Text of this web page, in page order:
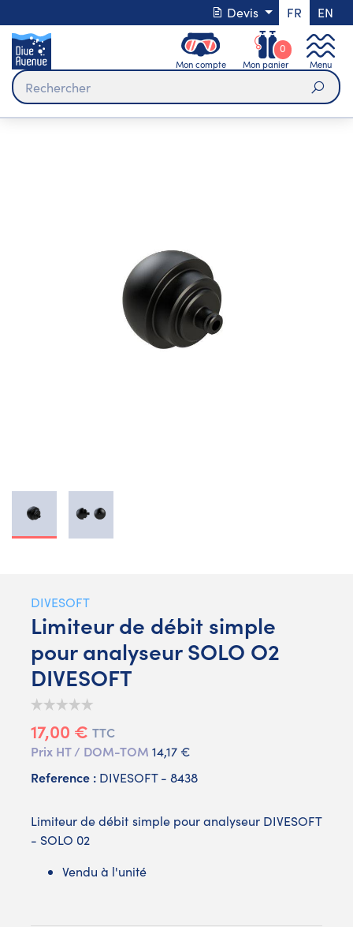
Devis FR EN
Mon compte Mon panier
0
Menu
DIVESOFT
Limiteur de débit simple
pour analyseur SOLO O2
DIVESOFT
17,00 € TTC
Prix HT / DOM-TOM 14,17 €
Reference : DIVESOFT - 8438
Limiteur de débit simple pour analyseur DIVESOFT
- SOLO 02
Vendu à l'unité